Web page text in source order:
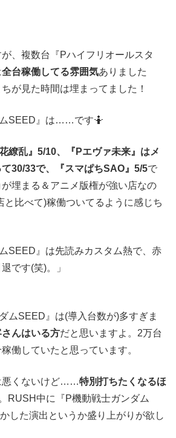
が、複数台『Pハイフリオールスタ
全台稼働してる雰囲気ありました
が見た時間は埋まってました！
ムSEED』は……です🤷
花繚乱』5/10、『Pエヴァ未来』はメ
30/33で、『スマぱちSAO』5/5で
埋まる＆アニメ版権が強い店なの
と比べて)稼働ついてるように感じち
SEED』は先読みカスタム熱で、赤
です(笑)。」
ムSEED』は(導入台数が)多すぎま
んはいる方だと思いますよ。2万台
働していたと思っています。
悪くないけど……特別打ちたくなるほ
。RUSH中に『P機動戦士ガンダム
した演出というか盛り上がりが欲し